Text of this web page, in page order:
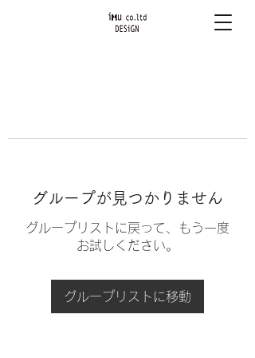
グループが見つかりません
グループリストに戻って、もう一度
お試しください。
グループリストに移動